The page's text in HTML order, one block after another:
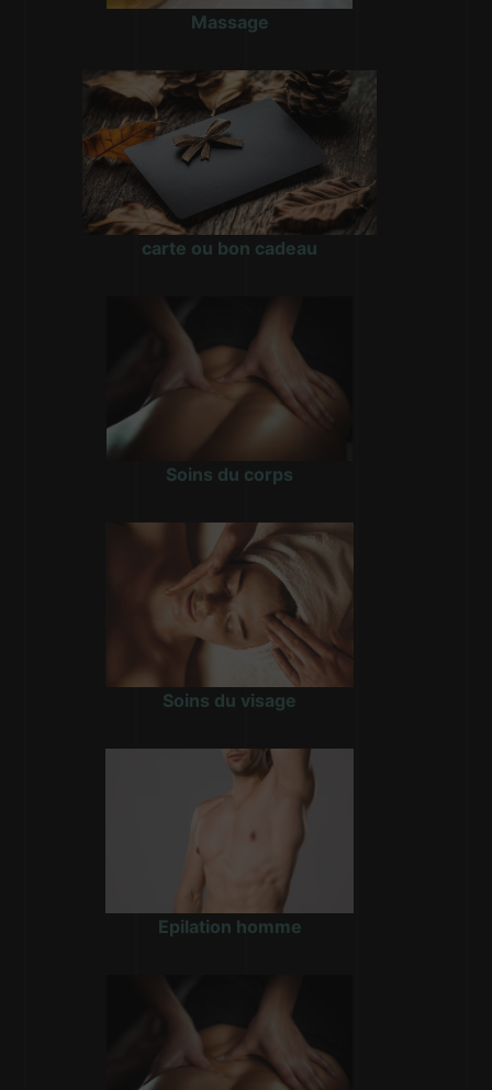
Massage
carte ou bon cadeau
Soins du corps
Soins du visage
Epilation homme